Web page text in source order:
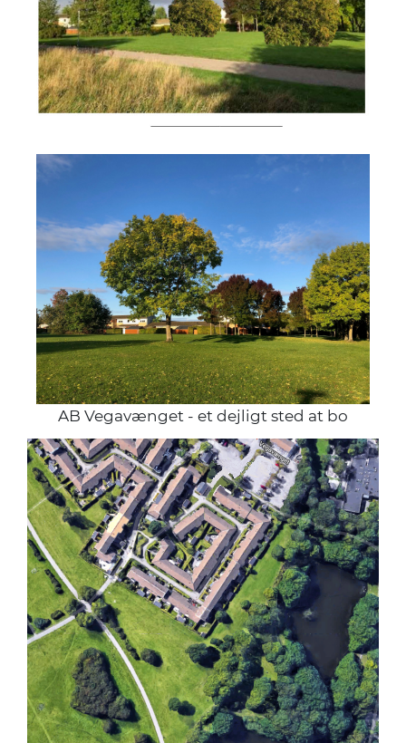
AB Vegavænget - et dejligt sted at bo